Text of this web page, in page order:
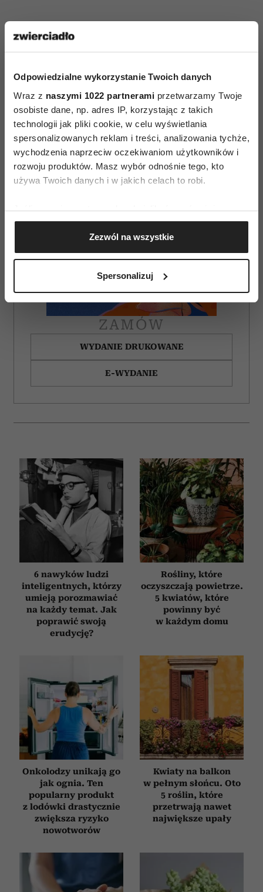
Odpowiedzialne wykorzystanie Twoich danych
Wraz z naszymi 1022 partnerami przetwarzamy Twoje
osobiste dane, np. adres IP, korzystając z takich
technologii jak pliki cookie, w celu wyświetlania
spersonalizowanych reklam i treści, analizowania tychże,
wychodzenia naprzeciw oczekiwaniom użytkowników i
rozwoju produktów. Masz wybór odnośnie tego, kto
używa Twoich danych i w jakich celach to robi.
Jeśli wyrazisz na to zgodę, chcielibyśmy również:
Gromadzić dane dotyczące Twojej lokalizacji
geograficznej z dokładnością nawet do kilku metrów
Identyfikować Twoje urządzenie, aktywnie
(fingerprinting, czyli wirtualny odcisk palca)
dane są przetwarzane oraz ustaw własne preferencje w
. W Deklaracji plików cookie możesz
Wykorzystujemy pliki cookie do spersonalizowania treści
społecznościowym, reklamowym i analitycznym.
korzystania z ich usług.
Zezwól na wszystkie
Spersonalizuj
ZAMÓW
WYDANIE DRUKOWANE
E-WYDANIE
6 nawyków ludzi
inteligentnych, którzy
umieją porozmawiać
na każdy temat. Jak
poprawić swoją
erudycję?
Rośliny, które
oczyszczają powietrze.
5 kwiatów, które
powinny być
w każdym domu
Onkolodzy unikają go
jak ognia. Ten
popularny produkt
z lodówki drastycznie
zwiększa ryzyko
nowotworów
Kwiaty na balkon
w pełnym słońcu. Oto
5 roślin, które
przetrwają nawet
największe upały